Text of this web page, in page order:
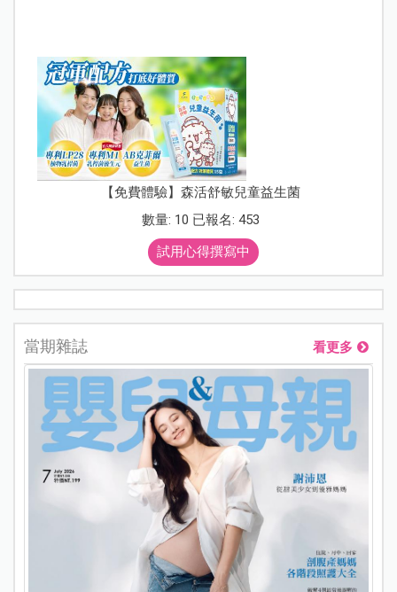
【免費體驗】森活舒敏兒童益生菌
數量: 10 已報名: 453
試用心得撰寫中
當期雜誌 看更多